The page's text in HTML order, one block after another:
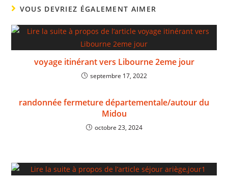
VOUS DEVRIEZ ÉGALEMENT AIMER
voyage itinérant vers Libourne 2eme jour
septembre 17, 2022
randonnée fermeture départementale/autour du
Midou
octobre 23, 2024